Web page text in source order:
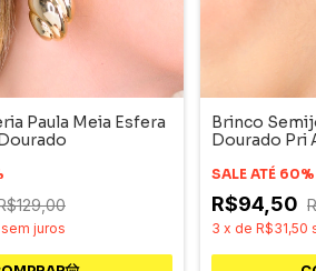
Paula Meia Esfera
sem juros
Brinco
Dourado Pri
SALE ATÉ 60%
R$94,50
3 x de R$31,50